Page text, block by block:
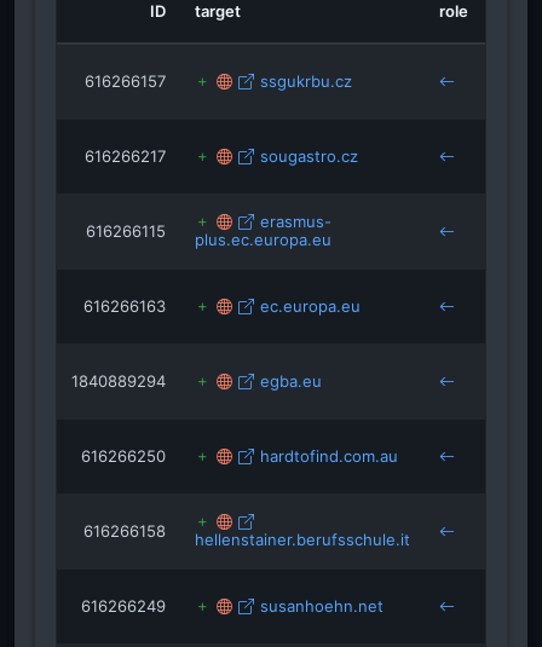
ID target role
616266157 ssgukrbu.cz
616266217 sougastro.cz
616266115
erasmus-
plus.ec.europa.eu
616266163 ec.europa.eu
1840889294 egba.eu
616266250 hardtofind.com.au
616266158 hellenstainer.berufsschule.it
616266249 susanhoehn.net